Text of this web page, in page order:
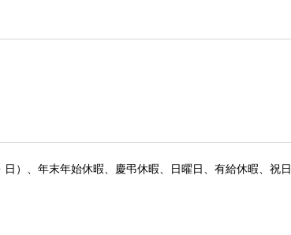
）、年末年始休暇、慶弔休暇、日曜日、有給休暇、祝日